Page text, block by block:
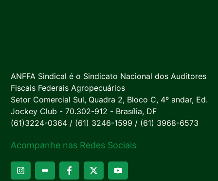
ANFFA Sindical é o Sindicato Nacional dos Auditores
Fiscais Federais Agropecuários
Setor Comercial Sul, Quadra 2, Bloco C, 4º andar, Ed.
Jockey Club - 70.302-912 - Brasília, DF
(61)3224-0364 / (61) 3246-1599 / (61) 3968-6573
Acompanhe nas Redes Sociais